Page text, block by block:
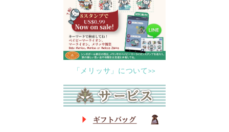
「メリッサ」について>>